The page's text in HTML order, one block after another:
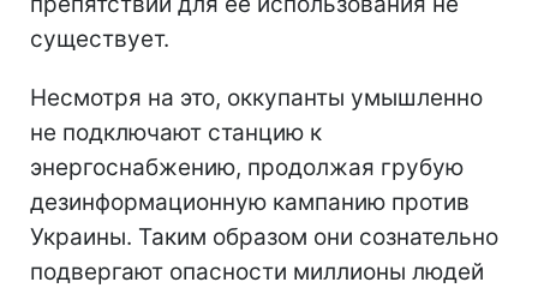
существует.
Несмотря на это, оккупанты умышленно
не подключают станцию к
энергоснабжению, продолжая грубую
дезинформационную кампанию против
Украины. Таким образом они сознательно
подвергают опасности миллионы людей